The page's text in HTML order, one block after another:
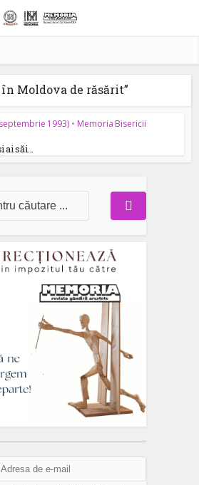
Moldova de răsărit”
1993) • Memoria Bisericii
ai săi…